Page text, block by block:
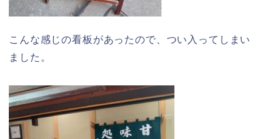
こんな感じの看板があったので、つい入ってしまい
ました。